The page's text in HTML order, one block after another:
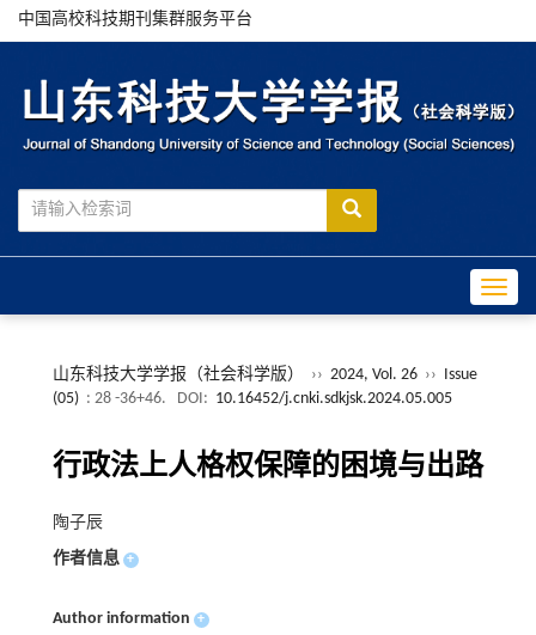
中国高校科技期刊集群服务平台
山东科技大学学报（社会科学版） ›› 2024, Vol. 26 ›› Issue
(05) : 28 -36+46. DOI: 10.16452/j.cnki.sdkjsk.2024.05.005
行政法上人格权保障的困境与出路
陶子辰
作者信息 +
Author information +